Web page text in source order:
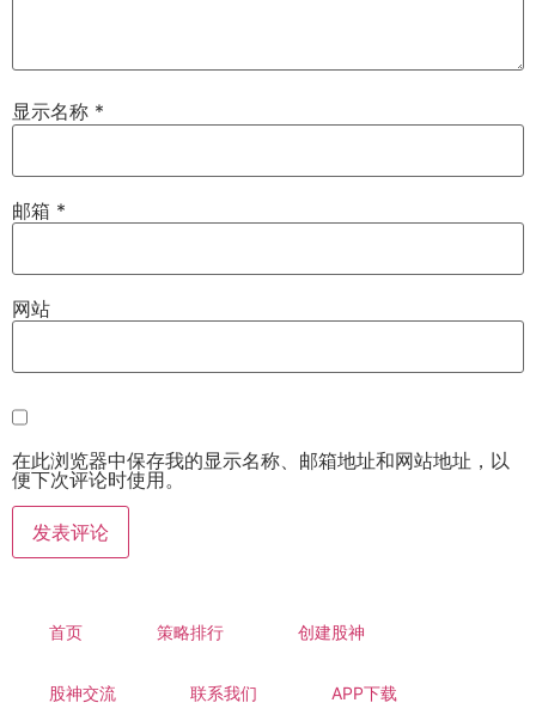
显示名称 *
邮箱 *
网站
在此浏览器中保存我的显示名称、邮箱地址和网站地址，以
便下次评论时使用。
首页 策略排行 创建股神
股神交流 联系我们 APP下载